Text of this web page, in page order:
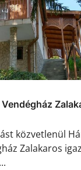
közvetlenül
Zalakaros